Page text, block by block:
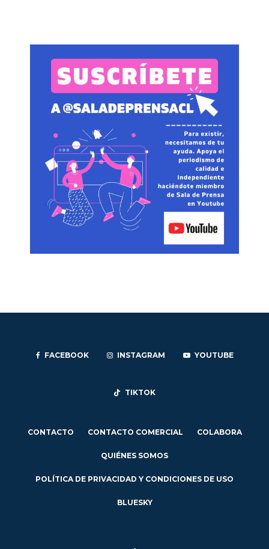
FACEBOOK INSTAGRAM YOUTUBE
TIKTOK
CONTACTO CONTACTO COMERCIAL COLABORA
QUIÉNES SOMOS
POLÍTICA DE PRIVACIDAD Y CONDICIONES DE USO
BLUESKY